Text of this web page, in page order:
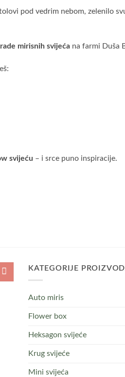
pod vedrim nebom, zelenilo
mirisnih svijeća na farmi Duša
svijeću – i srce puno inspiracije.
KATEGORIJE
Auto miris
Flower box
Heksagon svijeće
Krug svijeće
Mini svijeća